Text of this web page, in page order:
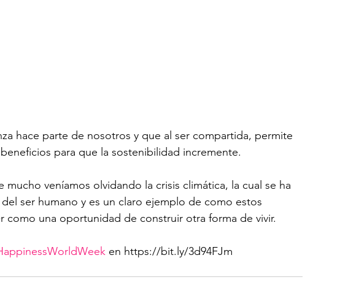
hace parte de nosotros y que al ser compartida, permite
para que la sostenibilidad incremente.
mucho veníamos olvidando la crisis climática, la cual se ha
ser humano y es un claro ejemplo de como estos
como una oportunidad de construir otra forma de vivir.
en https://bit.ly/3d94FJm